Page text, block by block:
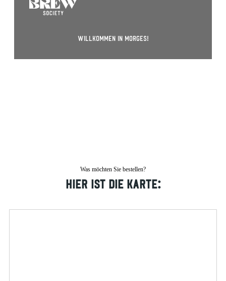
Willkommen in Morges!
Was möchten Sie bestellen?
Hier ist die Karte: